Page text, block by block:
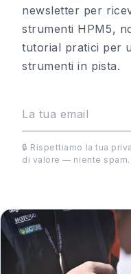
newsletter per
strumenti HPM5,
tutorial pratici per
strumenti in pista.
🔒 Rispettiamo la tua
di valore — niente spam.